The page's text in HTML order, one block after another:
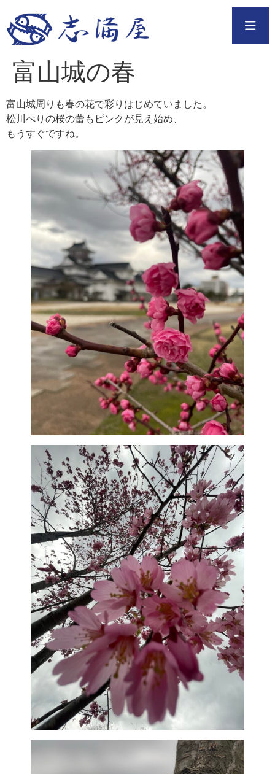
富山城の春
富山城周りも春の花で彩りはじめていました。
松川べりの桜の蕾もピンクが見え始め、
もうすぐですね。